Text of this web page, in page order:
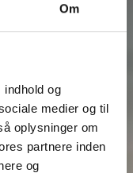
Om
og
medier og til
oplysninger om
partnere inden
og